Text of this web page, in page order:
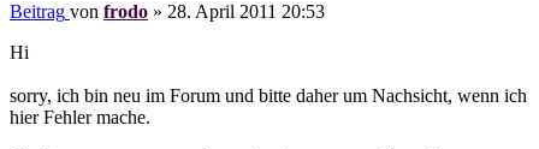
Beitrag von frodo » 28. April 2011 20:53
Hi
sorry, ich bin neu im Forum und bitte daher um Nachsicht, wenn ich
hier Fehler mache.